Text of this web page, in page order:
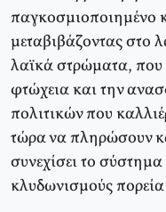
παγκοσμιοποιημένο
μεταβιβάζοντας στο
λαϊκά στρώματα, που
φτώχεια και την
πολιτικών που
τώρα να πληρώσουν
συνεχίσει το
κλυδωνισμούς